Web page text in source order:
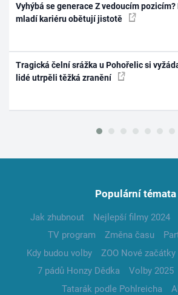
Vyhýbá se generace Z vedoucím
mladí kariéru obětují jistotě
Tragická čelní srážka u Pohořelic si
lidé utrpěli těžká zranění
Populární témata
Jak zhubnout Nejlepší filmy 2024
TV program
Změna času
Kdy budou volby
ZOO Nové začátky
7 pádů Honzy Dědka
Volby 2025
Tatarák podle Pohlreicha